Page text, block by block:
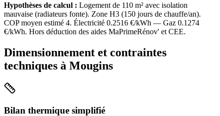
Hypothèses de calcul : Logement de 110 m² avec isolation
mauvaise (radiateurs fonte). Zone H3 (150 jours de chauffe/an).
COP moyen estimé 4. Électricité 0.2516 €/kWh — Gaz 0.1274
€/kWh. Hors déduction des aides MaPrimeRénov' et CEE.
Dimensionnement et contraintes
techniques à Mougins
Bilan thermique simplifié